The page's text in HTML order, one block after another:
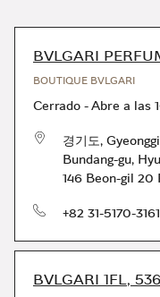
BVLGARI
BOUTIQUE BVLGARI
Cerrado -Abre a las
경기도,
Bundang-gu,
146 Beon-gil 20
Teléfono+82 31-5170-3161
BVLGARI 1FL,